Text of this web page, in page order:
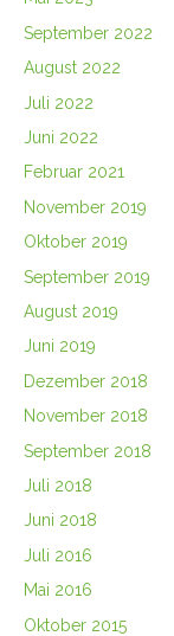
September 2022
August 2022
Juli 2022
Juni 2022
Februar 2021
November 2019
Oktober 2019
September 2019
August 2019
Juni 2019
Dezember 2018
November 2018
September 2018
Juli 2018
Juni 2018
Juli 2016
Mai 2016
Oktober 2015